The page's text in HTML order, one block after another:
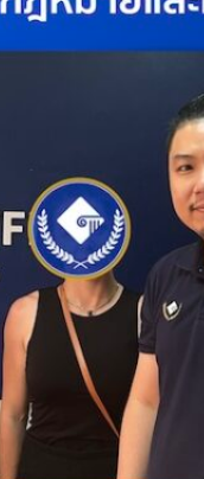
ะงับข้อพิพาททาง
เบียนบริษัท
นส่วน
Company
นิติบุคคล
ลับสู่ทะเบียน
ญญา
าง
กรรมการบริษัท
งบัญชีผู้ถือหุ้น
ธิบัตร
ภาษีรายเดือน